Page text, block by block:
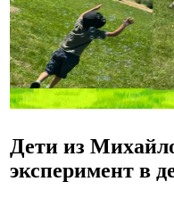
Дети из
эксперимент в